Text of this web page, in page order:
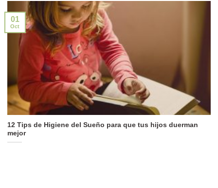
12 Tips de Higiene del Sueño para que tus hijos duerman
mejor
01
Oct